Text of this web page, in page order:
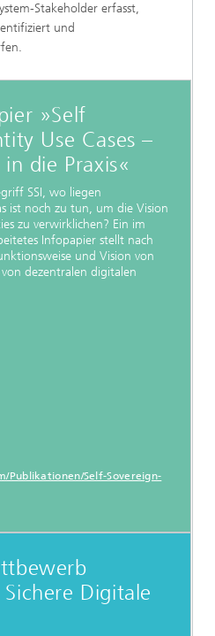
Stakeholder erfasst,
und
»Self
Use Cases –
die Praxis«
SSI, wo liegen
ist noch zu tun, um die Vision
zu verwirklichen? Ein im
Infopapier stellt nach
und Vision von
dezentralen digitalen
Publikationen/­Self-Sovereign-
Digitale